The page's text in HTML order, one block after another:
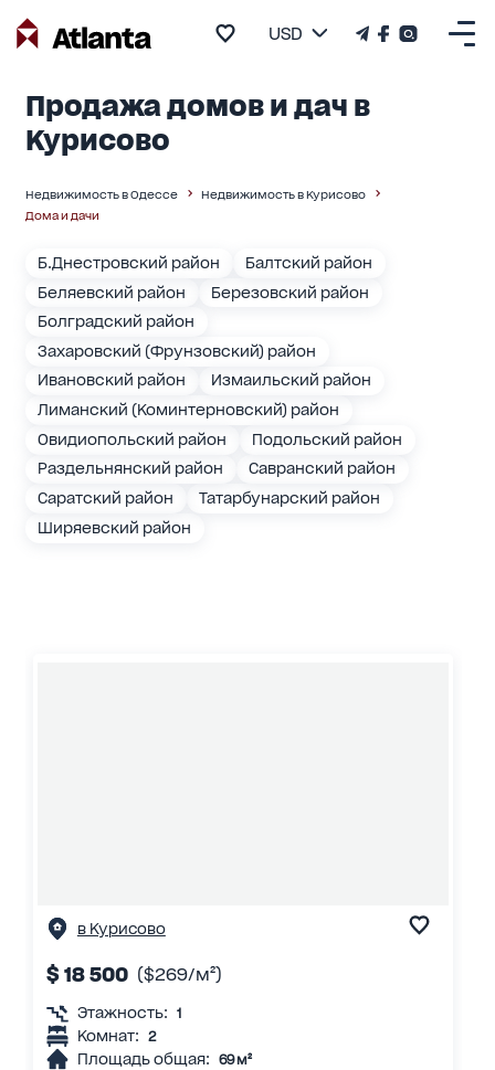
USD
Продажа домов и дач в
Курисово
Недвижимость в Одессе
Недвижимость в Курисово
Дома и дачи
Б.Днестровский район
Балтский район
Беляевский район
Березовский район
Болградский район
Захаровский (Фрунзовский) район
Ивановский район
Измаильский район
Лиманский (Коминтерновский) район
Овидиопольский район
Подольский район
Раздельнянский район
Савранский район
Саратский район
Татарбунарский район
Ширяевский район
в Курисово
$ 18 500 ($269/м²)
Этажность: 1
Комнат: 2
Площадь общая: 69 м²